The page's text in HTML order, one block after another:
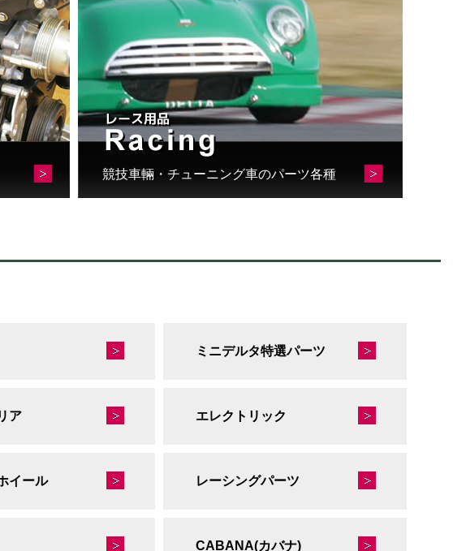
競技車輛・チューニング車のパーツ各種
ミニデルタ特選パーツ
ア エレクトリック
イール レーシングパーツ
CABANA(カバナ)